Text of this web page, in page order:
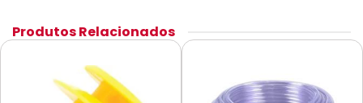
Produtos Relacionados